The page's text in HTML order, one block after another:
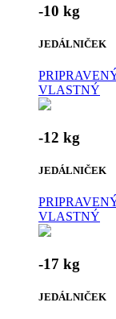
-10 kg
JEDÁLNIČEK
VLASTNÝ
-12 kg
JEDÁLNIČEK
VLASTNÝ
-17 kg
JEDÁLNIČEK